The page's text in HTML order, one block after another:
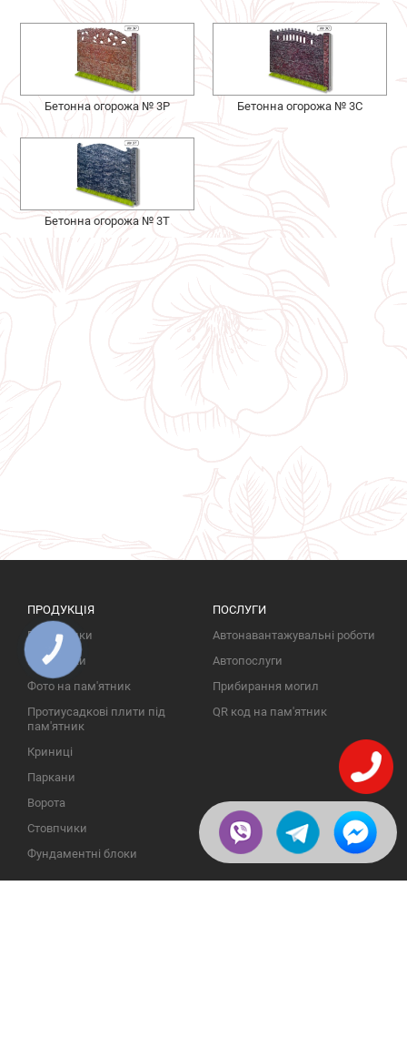
Бетонна огорожа № 3Р Бетонна огорожа № 3С
Бетонна огорожа № 3Т
ПРОДУКЦІЯ
Пам'ятники
Надгробки
Фото на пам'ятник
Протиусадкові плити під
пам'ятник
Криниці
Паркани
Ворота
Стовпчики
Фундаментні блоки
ПОСЛУГИ
Автонавантажувальні роботи
Автопослуги
Прибирання могил
QR код на пам'ятник
КНОПКА
ЗВ'ЯЗКУ